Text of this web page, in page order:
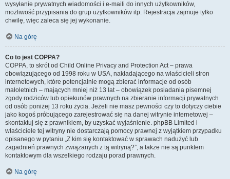
wysyłanie prywatnych wiadomości i e-maili do innych użytkowników,
możliwość przypisania do grup użytkowników itp. Rejestracja zajmuje tylko
chwilę, więc zaleca się jej wykonanie.
Na górę
Co to jest COPPA?
COPPA, to skrót od Child Online Privacy and Protection Act – prawa
obowiązującego od 1998 roku w USA, nakładającego na właścicieli stron
internetowych, które potencjalnie mogą zbierać informacje od osób
małoletnich – mających mniej niż 13 lat – obowiązek posiadania pisemnej
zgody rodziców lub opiekunów prawnych na zbieranie informacji prywatnych
od osób poniżej 13 roku życia. Jeżeli nie masz pewności czy to dotyczy ciebie
jako kogoś próbującego zarejestrować się na danej witrynie internetowej –
skontaktuj się z prawnikiem, by uzyskać wyjaśnienie. phpBB Limited i
właściciele tej witryny nie dostarczają pomocy prawnej z wyjątkiem przypadku
opisanego w pytaniu „Z kim się kontaktować w sprawach nadużyć lub
zagadnień prawnych związanych z tą witryną?”, a także nie są punktem
kontaktowym dla wszelkiego rodzaju porad prawnych.
Na górę